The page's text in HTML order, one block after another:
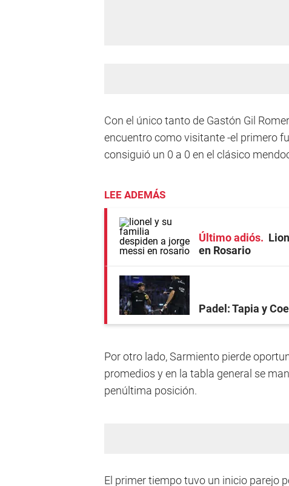
Con el único tanto de Gastón Gil
encuentro como visitante -el primero
consiguió un 0 a 0 en el clásico
LEE ADEMÁS
Último adiós
en Rosario
Padel: Tapia y
Por otro lado, Sarmiento pierde
promedios y en la tabla general se
penúltima posición.
El primer tiempo tuvo un inicio parejo